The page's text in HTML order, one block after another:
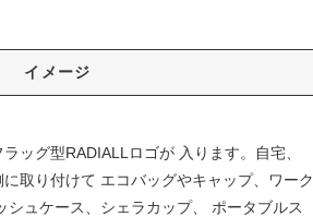
イメージ
ッグ型RADIALLロゴが 入ります。自宅、
取り付けて エコバッグやキャップ、ワーク
ュケース、シェラカップ、 ポータブルス